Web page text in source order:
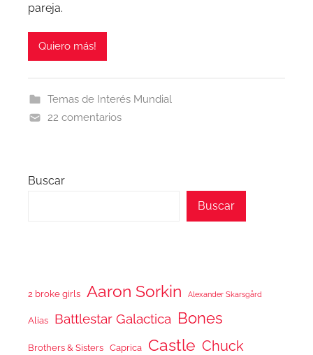
pareja.
Quiero más!
Temas de Interés Mundial
22 comentarios
Buscar
Buscar
2 broke girls Aaron Sorkin Alexander Skarsgård
Alias Battlestar Galactica Bones
Brothers & Sisters Caprica Castle Chuck